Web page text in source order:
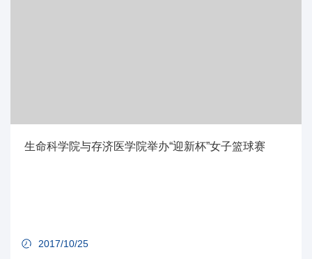
生命科学院与存济医学院举办“迎新杯”女子篮球赛
2017/10/25